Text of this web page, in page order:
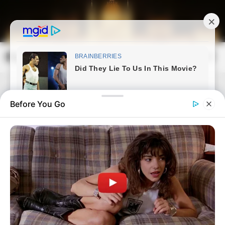
content
Magyarország Kincsei
Search
Before You Go